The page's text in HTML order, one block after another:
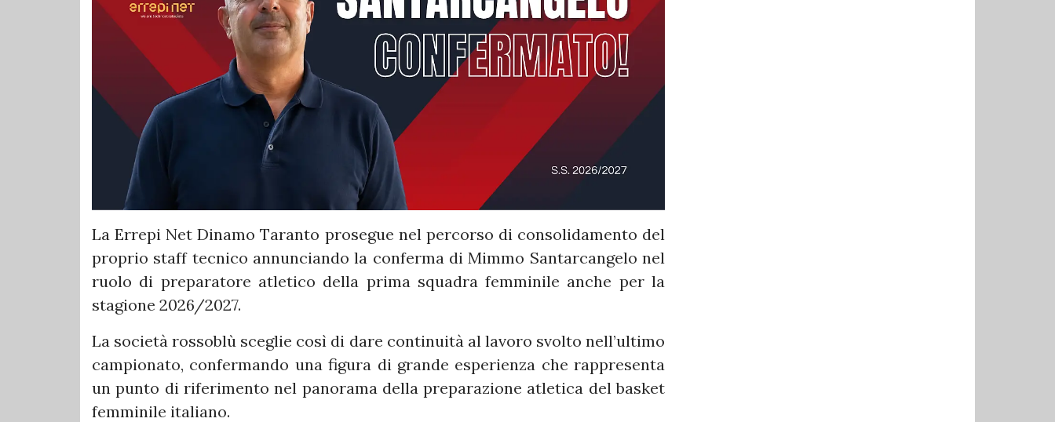
La Errepi Net Dinamo Taranto prosegue nel percorso di consolidamento del
proprio staff tecnico annunciando la conferma di Mimmo Santarcangelo nel
ruolo di preparatore atletico della prima squadra femminile anche per la
stagione 2026/2027.
La società rossoblù sceglie così di dare continuità al lavoro svolto nell’ultimo
campionato, confermando una figura di grande esperienza che rappresenta
un punto di riferimento nel panorama della preparazione atletica del basket
femminile italiano.